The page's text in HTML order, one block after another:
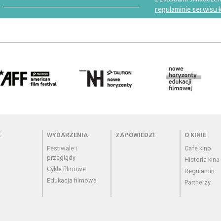
regulaminie serwisu
- cennik Menu - wydarzenia
WYDARZENIA
Festiwale i
przeglądy
Cykle filmowe
Edukacja filmowa
Menu - zapowiedzi
ZAPOWIEDZI Menu -
O KINIE
Cafe kino
Historia kina
Regulamin
Partnerzy